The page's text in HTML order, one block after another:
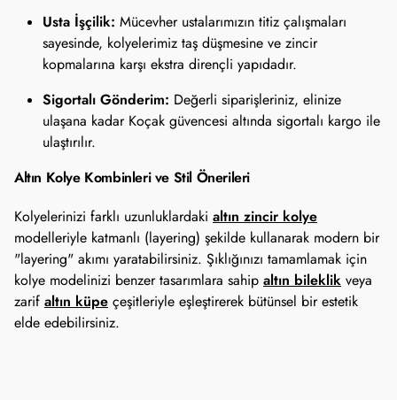
Usta İşçilik: Mücevher ustalarımızın titiz çalışmaları
sayesinde, kolyelerimiz taş düşmesine ve zincir
kopmalarına karşı ekstra dirençli yapıdadır.
Sigortalı Gönderim: Değerli siparişleriniz, elinize
ulaşana kadar Koçak güvencesi altında sigortalı kargo ile
ulaştırılır.
Altın Kolye Kombinleri ve Stil Önerileri
Kolyelerinizi farklı uzunluklardaki altın zincir kolye
modelleriyle katmanlı (layering) şekilde kullanarak modern bir
"layering" akımı yaratabilirsiniz. Şıklığınızı tamamlamak için
kolye modelinizi benzer tasarımlara sahip altın bileklik veya
zarif altın küpe çeşitleriyle eşleştirerek bütünsel bir estetik
elde edebilirsiniz.